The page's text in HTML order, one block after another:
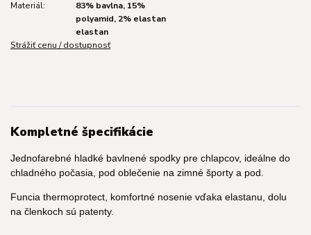
Materiál:
83% bavlna, 15%
polyamid, 2% elastan
elastan
Strážiť cenu / dostupnosť
Kompletné špecifikácie
Jednofarebné hladké bavlnené spodky pre chlapcov, ideálne do
chladného počasia, pod oblečenie na zimné športy a pod.
Funcia thermoprotect, komfortné nosenie vďaka elastanu, dolu
na členkoch sú patenty.